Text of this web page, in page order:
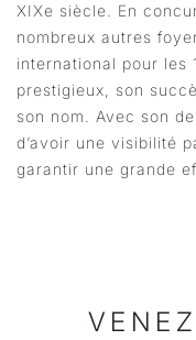
XIXe siècle. En
nombreux autres
international pour les
prestigieux, son
son nom. Avec son
d’avoir une visibilité
garantir une grande